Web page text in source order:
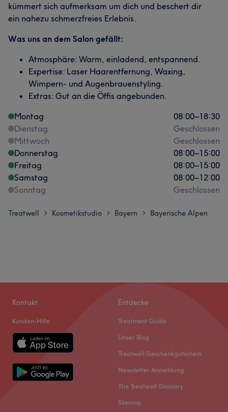
kümmert sich aufmerksam um dich und beschert dir
ein nahezu schmerzfreies Erlebnis.
Was uns an dem Salon gefällt:
Atmosphäre: Warm, einladend, entspannend.
Expertise: Laser Haarentfernung, Waxing,
Wimpern- und Augenbrauenstyling.
Extras: Gut an die Öffis angebunden.
Montag
08:00–18:30
Dienstag
Geschlossen
Mittwoch
Geschlossen
Donnerstag
08:00–15:00
Freitag
08:00–15:00
Samstag
08:00–12:00
Sonntag
Geschlossen
Treatwell > Kosmetikstudio > Bayern > Bayerische Alpen
Kontakt
Kunden-Hilfe
Entdecke
Treatment Guide
Unser Blog
Treatwell Geschenkgutschein
Newsletter Anmeldung
The Treatwell Glossary
Sitemap